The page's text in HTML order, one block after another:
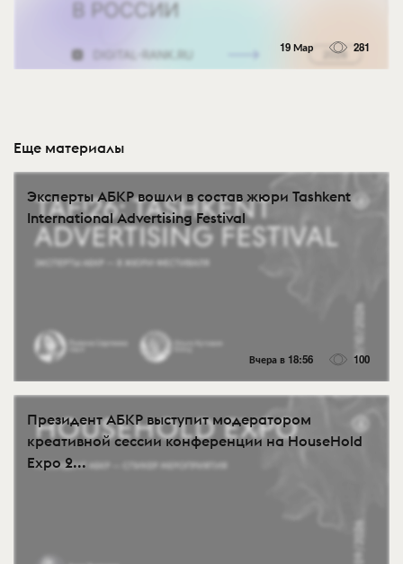
19 Мар 281
Еще материалы
Эксперты АБКР вошли в состав жюри Tashkent
International Advertising Festival
Вчера в 18:56 100
Президент АБКР выступит модератором
креативной сессии конференции на HouseHold
Expo 2...